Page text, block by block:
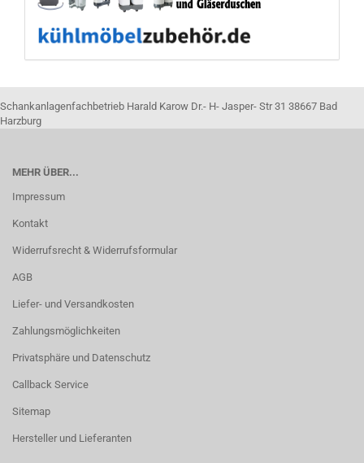
Schankanlagenfachbetrieb Harald Karow Dr.- H- Jasper- Str 31 38667 Bad
Harzburg
MEHR ÜBER...
Impressum
Kontakt
Widerrufsrecht & Widerrufsformular
AGB
Liefer- und Versandkosten
Zahlungsmöglichkeiten
Privatsphäre und Datenschutz
Callback Service
Sitemap
Hersteller und Lieferanten